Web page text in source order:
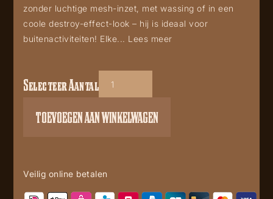
zonder luchtige mesh-inzet, met wassing of in een
coole destroy-effect-look – hij is ideaal voor
buitenactiviteiten! Elke... Lees meer
TC
Selecteer Aantal
TOEVOEGEN AAN WINKELWAGEN
Veilig online betalen